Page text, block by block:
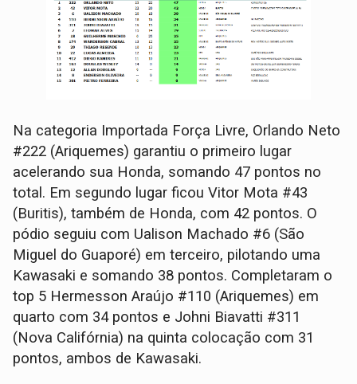
Na categoria Importada Força Livre, Orlando Neto
#222 (Ariquemes) garantiu o primeiro lugar
acelerando sua Honda, somando 47 pontos no
total. Em segundo lugar ficou Vitor Mota #43
(Buritis), também de Honda, com 42 pontos. O
pódio seguiu com Ualison Machado #6 (São
Miguel do Guaporé) em terceiro, pilotando uma
Kawasaki e somando 38 pontos. Completaram o
top 5 Hermesson Araújo #110 (Ariquemes) em
quarto com 34 pontos e Johni Biavatti #311
(Nova Califórnia) na quinta colocação com 31
pontos, ambos de Kawasaki.